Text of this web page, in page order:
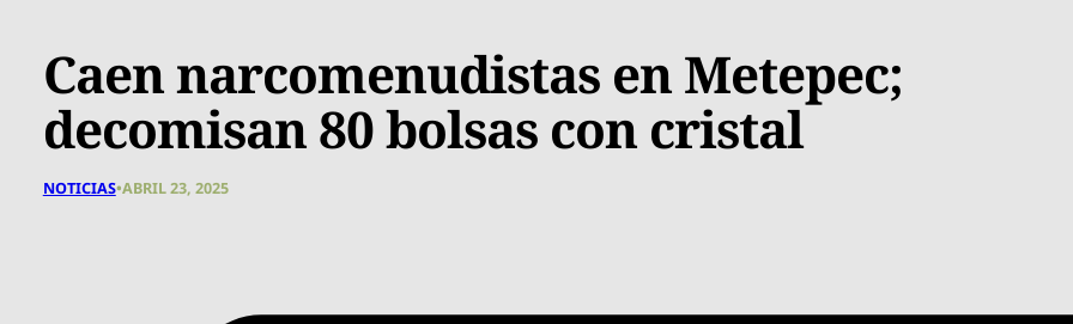
Caen narcomenudistas en Metepec;
decomisan 80 bolsas con cristal
NOTICIAS•ABRIL 23, 2025